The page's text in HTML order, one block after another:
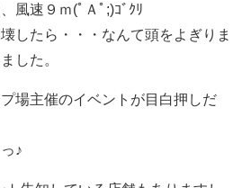
風速９ｍ(ﾟＡﾟ;)ｺﾞｸﾘ
したら・・・なんて頭をよぎりま
した。
場主催のイベントが目白押しだ
♪